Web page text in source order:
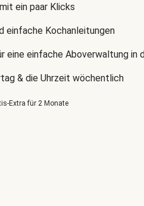
ein paar Klicks
einfache Kochanleitungen
eine einfache Aboverwaltung in
& die Uhrzeit wöchentlich
Extra für 2 Monate